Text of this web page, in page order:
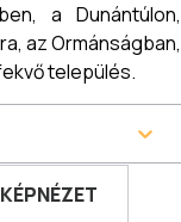
a Dunántúlon,
az Ormánságban,
település.